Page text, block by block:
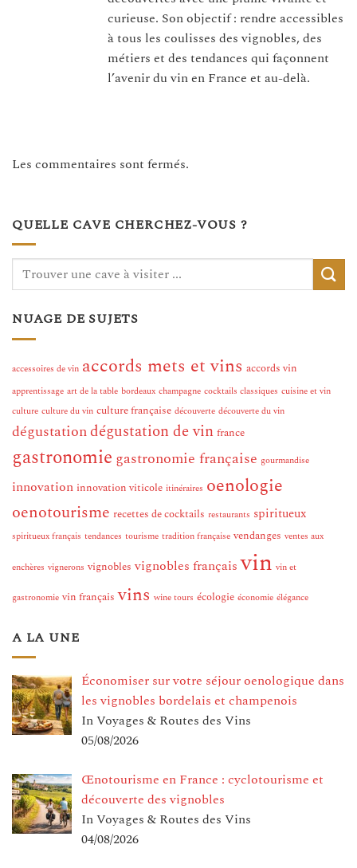
curieuse. Son objectif : rendre accessibles
à tous les coulisses des vignobles, des
métiers et des tendances qui façonnent
l’avenir du vin en France et au-delà.
Les commentaires sont fermés.
QUELLE CAVE CHERCHEZ-VOUS ?
NUAGE DE SUJETS
accessoires de vin accords mets et vins accords vin
apprentissage art de la table bordeaux champagne cocktails classiques cuisine et vin
culture culture du vin culture française découverte découverte du vin
dégustationdégustation de vin france
gastronomie gastronomie française gourmandise
innovation innovation viticole itinéraires oenologie
oenotourisme recettes de cocktails restaurants spiritueux
spiritueux français tendances tourisme tradition française vendanges ventes aux
enchères vignerons vignobles vignobles français vin vin et
gastronomie vin français vins wine tours écologie économie élégance
A LA UNE
Économiser sur votre séjour oenologique dans
les vignobles bordelais et champenois
In Voyages & Routes des Vins
05/08/2026
Œnotourisme en France : cyclotourisme et
découverte des vignobles
In Voyages & Routes des Vins
04/08/2026